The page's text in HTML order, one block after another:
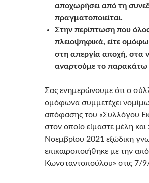
αποχωρήσει από τη
πραγματοποιείται.
Στην περίπτωση που
πλειοψηφικά, είτε
στη απεργία αποχή, στα
αναρτούμε το παρακάτω
Σας ενημερώνουμε ότι ο
ομόφωνα συμμετέχει
απόφασης του «Συλλόγου
στον οποίο είμαστε μέλη
Νοεμβρίου 2021 εξώδικη
επικαιροποιήθηκε με την
Κωνσταντοπούλου» στις 7/